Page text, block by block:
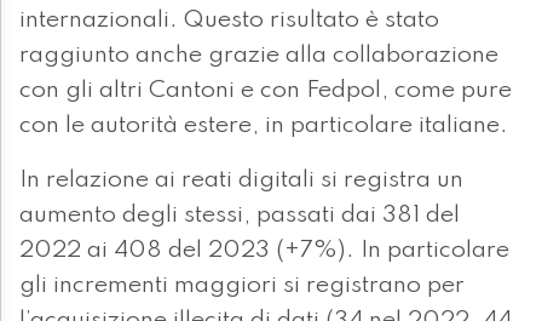
internazionali. Questo risultato è stato
raggiunto anche grazie alla collaborazione
con gli altri Cantoni e con Fedpol, come pure
con le autorità estere, in particolare italiane.
In relazione ai reati digitali si registra un
aumento degli stessi, passati dai 381 del
2022 ai 408 del 2023 (+7%). In particolare
gli incrementi maggiori si registrano per